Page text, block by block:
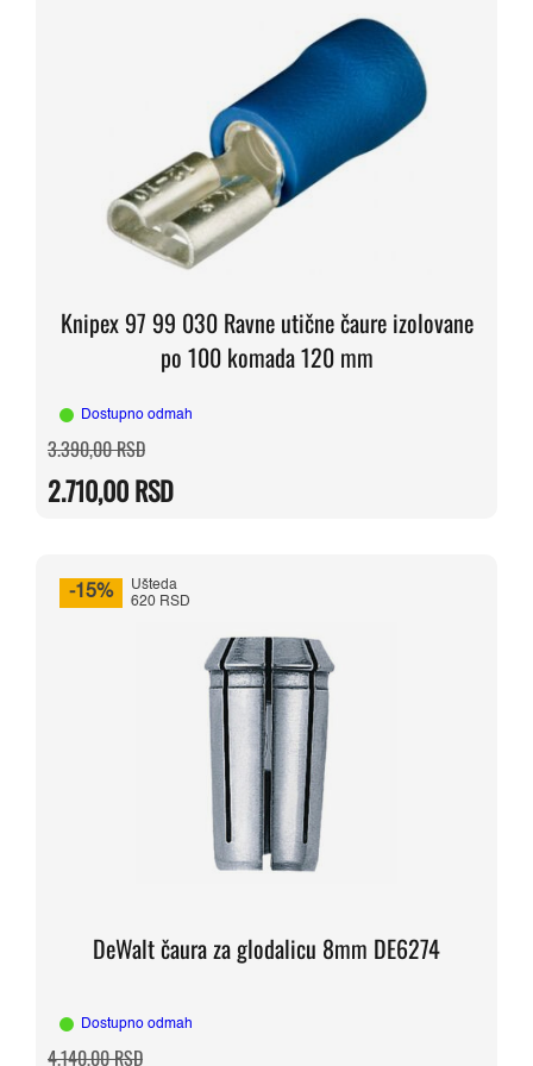
Knipex 97 99 030 Ravne utične čaure izolovane
po 100 komada 120 mm
Dostupno odmah
3.390,00RSDOriginalna
cena
bila:
3.390,00 RSD.
2.710,00RSD
Trenutna
cena
2.710,00 RSD.
-15%
Ušteda
620 RSD
DeWalt čaura za glodalicu 8mm DE6274
Dostupno odmah
4.140,00RSDOriginalna
Trenutna